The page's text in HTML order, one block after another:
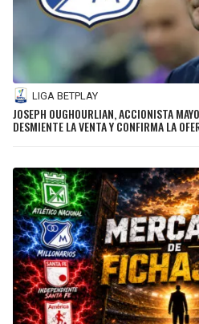
LIGA BETPLAY
JOSEPH OUGHOURLIAN, ACCIONISTA
DESMIENTE LA VENTA Y CONFIRMA LA